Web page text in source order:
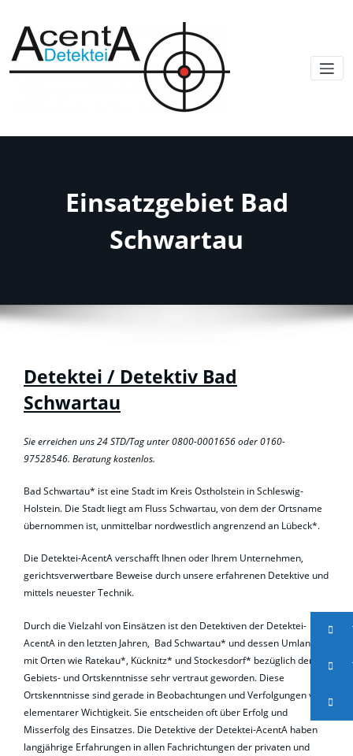
Einsatzgebiet Bad
Schwartau
Detektei / Detektiv Bad
Schwartau
Sie erreichen uns 24 STD/Tag unter 0800-0001656 oder 0160-
97528546. Beratung kostenlos.
Bad Schwartau* ist eine Stadt im Kreis Ostholstein in Schleswig-
Holstein. Die Stadt liegt am Fluss Schwartau, von dem der Ortsname
übernommen ist, unmittelbar nordwestlich angrenzend an Lübeck*.
Die Detektei-AcentA verschafft Ihnen oder Ihrem Unternehmen,
gerichtsverwertbare Beweise durch unsere erfahrenen Detektive und
mittels neuester Technik.
Durch die Vielzahl von Einsätzen ist den Detektiven der Detektei-
AcentA in den letzten Jahren, Bad Schwartau* und dessen Umland*
mit Orten wie Ratekau*, Kücknitz* und Stockesdorf* bezüglich der
Gebiets- und Ortskenntnisse sehr vertraut geworden. Diese
Ortskenntnisse sind gerade in Beobachtungen und Verfolgungen von
elementarer Wichtigkeit. Sie entscheiden oft über Erfolg und
Misserfolg des Einsatzes. Die Detektive der Detektei-AcentA haben
langjährige Erfahrungen in allen Fachrichtungen der privaten und